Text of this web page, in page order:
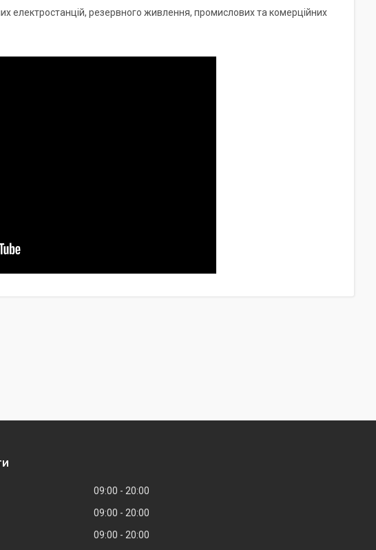
електростанцій, резервного живлення, промислових та комерційних
09:00
20:00
09:00
20:00
09:00
20:00